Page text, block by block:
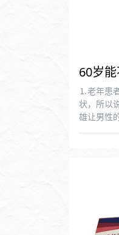
60岁
⒈老年患
状，所以
雄让男性